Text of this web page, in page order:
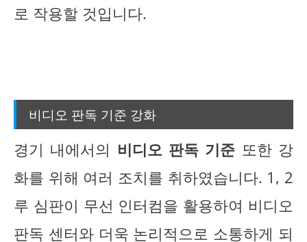
로 작용할 것입니다.
비디오 판독 기준 강화
경기 내에서의 비디오 판독 기준 또한 강
화를 위해 여러 조치를 취하였습니다. 1, 2
루 심판이 무선 인터컴을 활용하여 비디오
판독 센터와 더욱 논리적으로 소통하게 되